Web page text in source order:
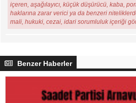
içeren, aşağılayıcı, küçük düşürücü, kaba,
haklarına zarar verici ya da benzeri
mali, hukuki, cezai, idari sorumluluk içeriği
Benzer Haberler